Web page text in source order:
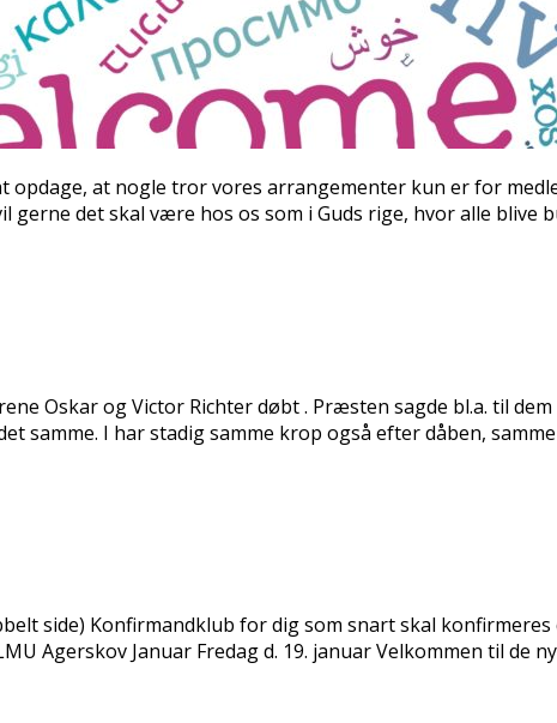
opdage, at nogle tror vores arrangementer kun er for
gerne det skal være hos os som i Guds rige, hvor alle blive
Oskar og Victor Richter døbt . Præsten sagde bl.a. til
samme. I har stadig samme krop også efter dåben,
side) Konfirmandklub for dig som snart skal
Agerskov Januar Fredag d. 19. januar Velkommen til de